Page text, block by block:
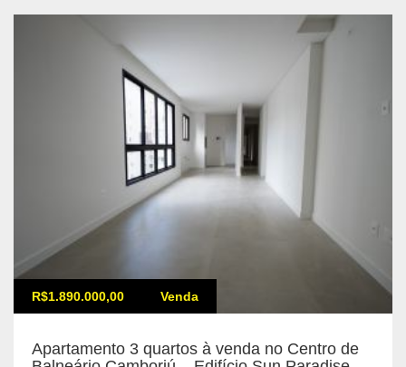
R$1.890.000,00 Venda
Apartamento 3 quartos à venda no Centro de